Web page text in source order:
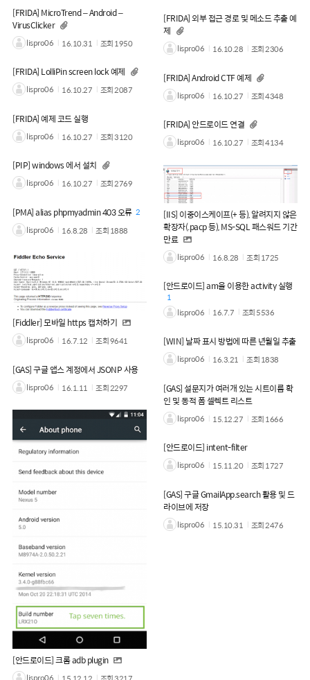
[FRIDA] MicroTrend – Android –
VirusClicker
lispro06 16.10.31 조회1950
[FRIDA] 외부 접근 경로 및 메소드 추출 예
제
lispro06 16.10.28 조회2306
[FRIDA] LolliPin screen lock 예제
lispro06 16.10.27 조회2087
[FRIDA] Android CTF 예제
lispro06 16.10.27 조회4348
[FRIDA] 예제 코드 실행
lispro06 16.10.27 조회3120
[FRIDA] 안드로이드 연결
lispro06 16.10.27 조회4134
[PIP] windows 에서 설치
lispro06 16.10.27 조회2769
[IIS] 이중이스케이프(+ 등), 알려지지 않은
확장자(.pacp 등), MS-SQL 패스워드 기간
만료
lispro06 16.8.28 조회1725
[PMA] alias phpmyadmin 403 오류 2
lispro06
16.8.28 조회1888
[Fiddler] 모바일 https 캡처하기
lispro06 16.7.12 조회9641
[안드로이드] am을 이용한 activity 실행
1
lispro06
16.7.7 조회5536
[WIN] 날짜 표시 방법에 따른 년월일 추출
lispro06 16.3.21 조회1838
[GAS] 구글 앱스 계정에서 JSONP 사용
lispro06 16.1.11 조회2297
[GAS] 설문지가 여러개 있는 시트이름 확
인 및 동적 폼 셀렉트 리스트
lispro06 15.12.27 조회1666
[안드로이드] 크롬 adb plugin
lispro06
[안드로이드] intent-filter
lispro06 15.11.20 조회1727
[GAS] 구글 GmailApp.search 활용 및 드
라이브에 저장
lispro06 15.10.31 조회2476